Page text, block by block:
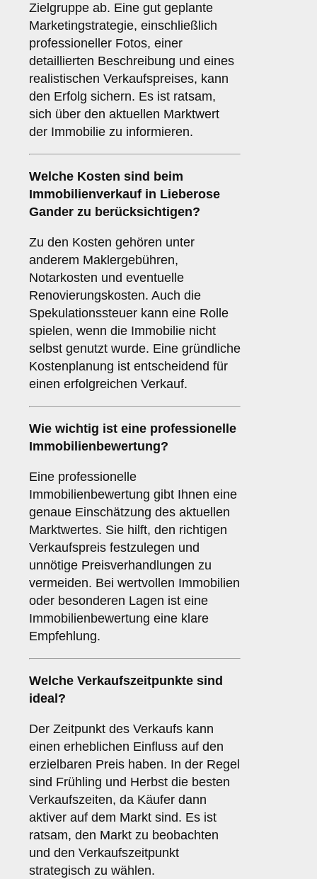
Zielgruppe ab. Eine gut geplante
Marketingstrategie, einschließlich
professioneller Fotos, einer
detaillierten Beschreibung und eines
realistischen Verkaufspreises, kann
den Erfolg sichern. Es ist ratsam,
sich über den aktuellen Marktwert
der Immobilie zu informieren.
Welche Kosten sind beim
Immobilienverkauf in Lieberose
Gander zu berücksichtigen?
Zu den Kosten gehören unter
anderem Maklergebühren,
Notarkosten und eventuelle
Renovierungskosten. Auch die
Spekulationssteuer kann eine Rolle
spielen, wenn die Immobilie nicht
selbst genutzt wurde. Eine gründliche
Kostenplanung ist entscheidend für
einen erfolgreichen Verkauf.
Wie wichtig ist eine professionelle
Immobilienbewertung?
Eine professionelle
Immobilienbewertung gibt Ihnen eine
genaue Einschätzung des aktuellen
Marktwertes. Sie hilft, den richtigen
Verkaufspreis festzulegen und
unnötige Preisverhandlungen zu
vermeiden. Bei wertvollen Immobilien
oder besonderen Lagen ist eine
Immobilienbewertung eine klare
Empfehlung.
Welche Verkaufszeitpunkte sind
ideal?
Der Zeitpunkt des Verkaufs kann
einen erheblichen Einfluss auf den
erzielbaren Preis haben. In der Regel
sind Frühling und Herbst die besten
Verkaufszeiten, da Käufer dann
aktiver auf dem Markt sind. Es ist
ratsam, den Markt zu beobachten
und den Verkaufszeitpunkt
strategisch zu wählen.